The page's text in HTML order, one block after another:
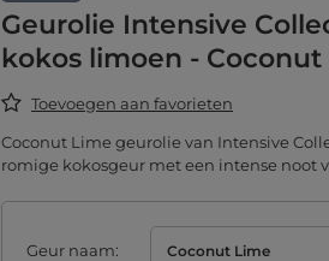
Geurolie Intensive
kokos limoen - Coconut
Toevoegen aan favorieten
Coconut Lime geurolie van Intensive
romige kokosgeur met een intense noot
Geur naam Coconut Lime